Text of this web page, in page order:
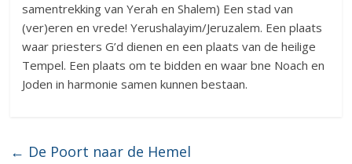
samentrekking van Yerah en Shalem) Een stad van
(ver)eren en vrede! Yerushalayim/Jeruzalem. Een plaats
waar priesters G’d dienen en een plaats van de heilige
Tempel. Een plaats om te bidden en waar bne Noach en
Joden in harmonie samen kunnen bestaan.
← De Poort naar de Hemel